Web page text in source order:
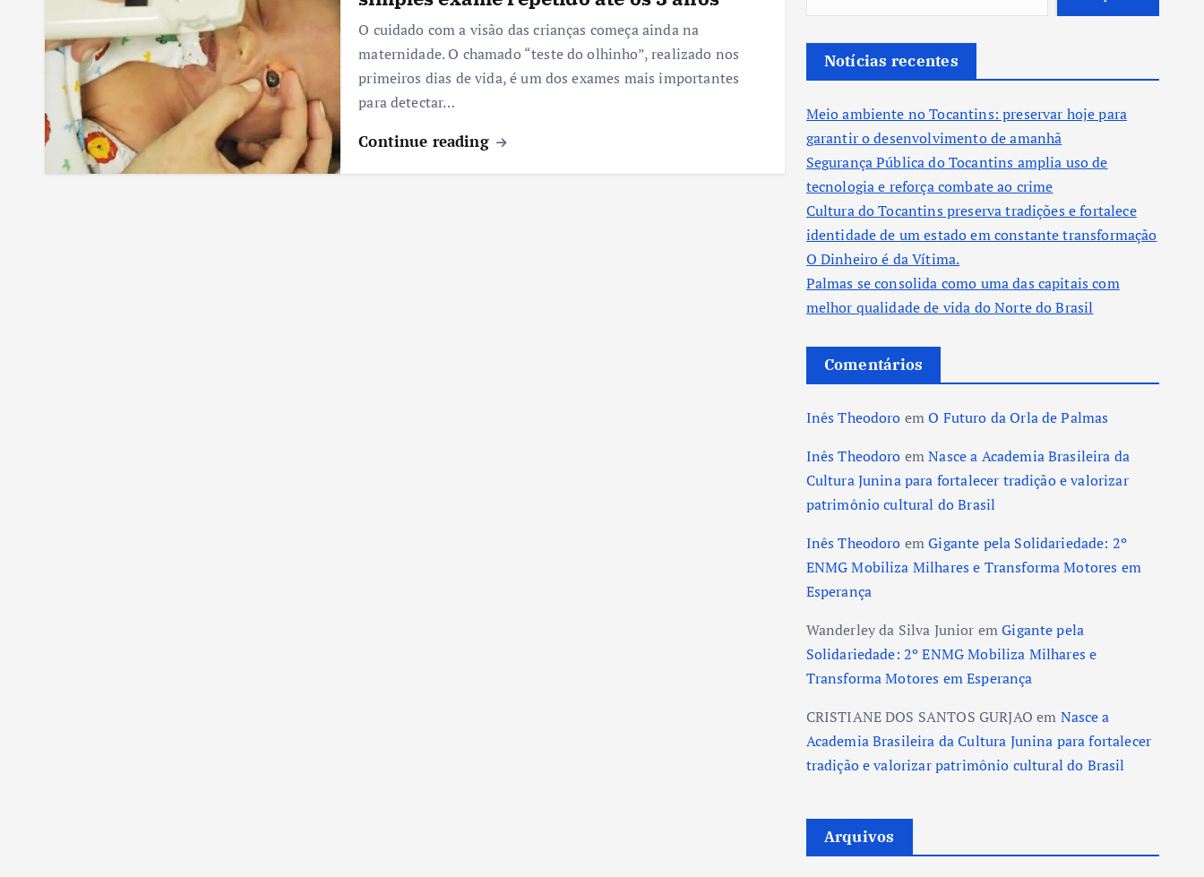
O cuidado com a visão das crianças começa ainda na
maternidade. O chamado “teste do olhinho”, realizado nos
primeiros dias de vida, é um dos exames mais importantes
para detectar…
Continue reading
Notícias recentes
Meio ambiente no Tocantins: preservar hoje para
garantir o desenvolvimento de amanhã
Segurança Pública do Tocantins amplia uso de
tecnologia e reforça combate ao crime
Cultura do Tocantins preserva tradições e fortalece
identidade de um estado em constante transformação
O Dinheiro é da Vítima.
Palmas se consolida como uma das capitais com
melhor qualidade de vida do Norte do Brasil
Comentários
Inês Theodoro emO Futuro da Orla de Palmas
Inês Theodoro emNasce a Academia Brasileira da
Cultura Junina para fortalecer tradição e valorizar
patrimônio cultural do Brasil
Inês Theodoro emGigante pela Solidariedade: 2º
ENMG Mobiliza Milhares e Transforma Motores em
Esperança
Wanderley da Silva Junior emGigante pela
Solidariedade: 2º ENMG Mobiliza Milhares e
Transforma Motores em Esperança
CRISTIANE DOS SANTOS GURJAO em Nasce a
Academia Brasileira da Cultura Junina para fortalecer
tradição e valorizar patrimônio cultural do Brasil
Arquivos